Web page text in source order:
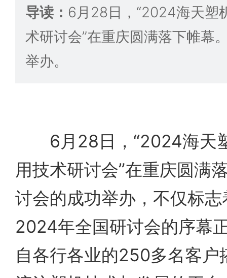
导读： 6月28日，“2024海天塑
术研讨会”在重庆圆满落下帷幕
举办。
6月28日，“2024海天
用技术研讨会”在重庆圆满
讨会的成功举办，不仅标
2024年全国研讨会的序幕
自各行各业的250多名客户